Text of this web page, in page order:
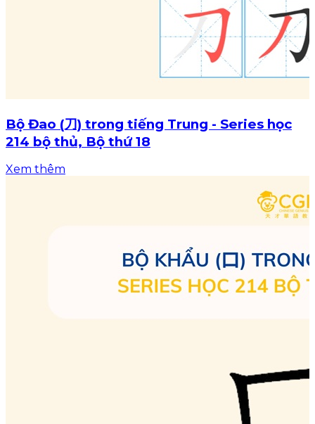
Bộ Đao (刀) trong tiếng Trung - Series học
214 bộ thủ, Bộ thứ 18
Xem thêm